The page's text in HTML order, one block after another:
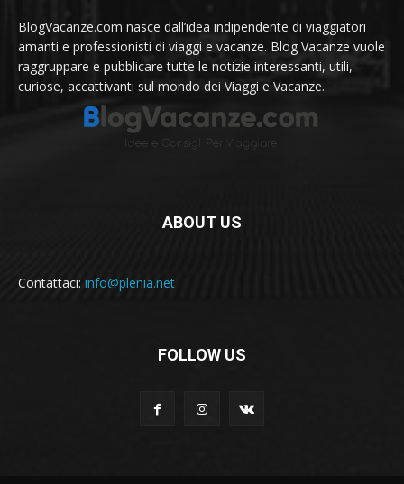
BlogVacanze.com nasce dall’idea indipendente di viaggiatori
amanti e professionisti di viaggi e vacanze. Blog Vacanze vuole
raggruppare e pubblicare tutte le notizie interessanti, utili,
curiose, accattivanti sul mondo dei Viaggi e Vacanze.
ABOUT US
Contattaci: info@plenia.net
FOLLOW US